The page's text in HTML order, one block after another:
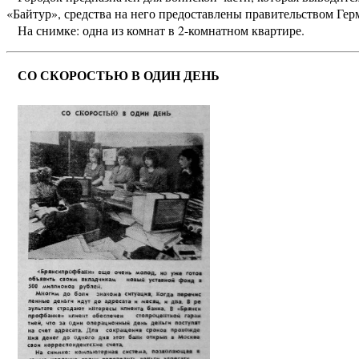
«Байтур», средства на него предоставлены правительством
На снимке: одна из комнат в 2-комнатном квартире.
СО СКОРОСТЬЮ В ОДИН ДЕНЬ